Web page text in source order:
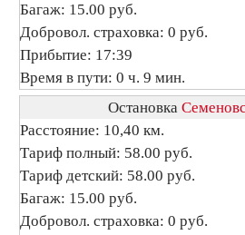
Багаж: 15.00 руб.
Добровол. страховка: 0 руб.
Прибытие: 17:39
Время в пути: 0 ч. 9 мин.
Остановка
Расстояние: 10,40 км.
Тариф полный: 58.00 руб.
Тариф детский: 58.00 руб.
Багаж: 15.00 руб.
Добровол. страховка: 0 руб.